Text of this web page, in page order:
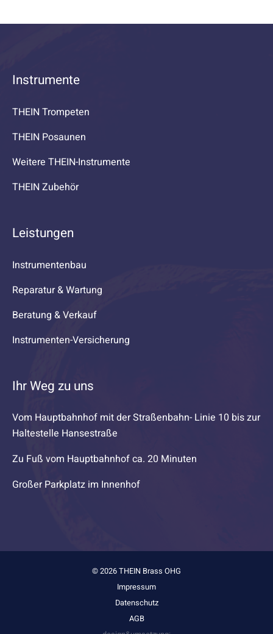
Instrumente
THEIN Trompeten
THEIN Posaunen
Weitere THEIN-Instrumente
THEIN Zubehör
Leistungen
Instrumentenbau
Reparatur & Wartung
Beratung & Verkauf
Instrumenten-Versicherung
Ihr Weg zu uns
Vom Hauptbahnhof mit der Straßenbahn- Linie 10 bis zur
Haltestelle Hansestraße
Zu Fuß vom Hauptbahnhof ca. 20 Minuten
Großer Parkplatz im Innenhof
© 2026 THEIN Brass OHG
Impressum
Datenschutz
AGB